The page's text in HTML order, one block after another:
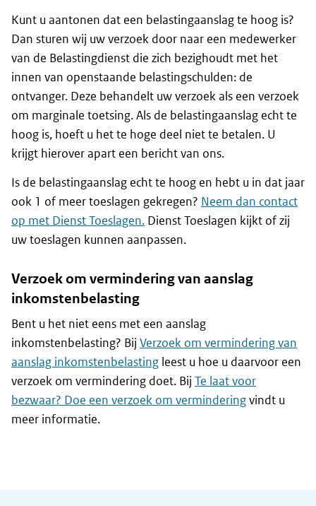
Kunt u aantonen dat een belastingaanslag te hoog is?
Dan sturen wij uw verzoek door naar een medewerker
van de Belastingdienst die zich bezighoudt met het
innen van openstaande belastingschulden: de
ontvanger. Deze behandelt uw verzoek als een verzoek
om marginale toetsing. Als de belastingaanslag echt te
hoog is, hoeft u het te hoge deel niet te betalen. U
krijgt hierover apart een bericht van ons.
Is de belastingaanslag echt te hoog en hebt u in dat jaar
ook 1 of meer toeslagen gekregen? Neem dan contact
op met Dienst Toeslagen. Dienst Toeslagen kijkt of zij
uw toeslagen kunnen aanpassen.
Verzoek om vermindering van aanslag
inkomstenbelasting
Bent u het niet eens met een aanslag
inkomstenbelasting? Bij Verzoek om vermindering van
aanslag inkomstenbelasting leest u hoe u daarvoor een
verzoek om vermindering doet. Bij Te laat voor
bezwaar? Doe een verzoek om verminderingvindt u
meer informatie.